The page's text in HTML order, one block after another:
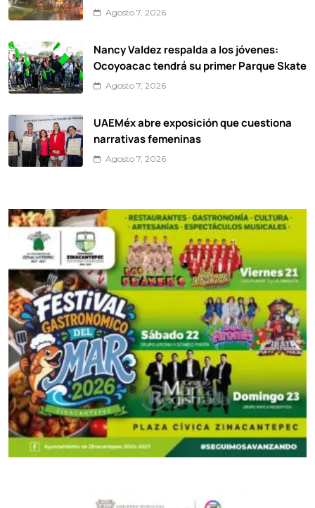
Agosto 7, 2026
Nancy Valdez respalda a los jóvenes:
Ocoyoacac tendrá su primer Parque Skate
Agosto 7, 2026
UAEMéx abre exposición que cuestiona
narrativas femeninas
Agosto 7, 2026